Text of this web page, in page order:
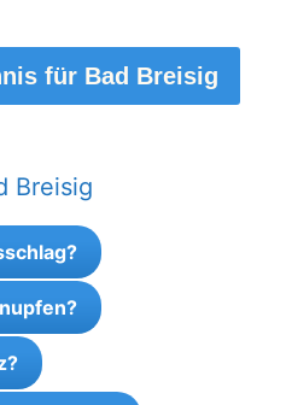
für Bad Breisig
Breisig